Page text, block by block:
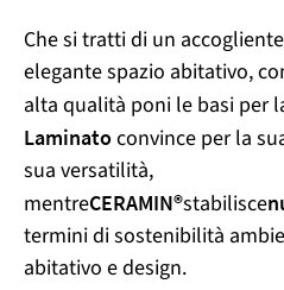
Che si tratti di un
elegante spazio abitativo,
alta qualità poni le basi per
Laminatoconvince per la
sua versatilità,
mentreCERAMIN®stabilisce
termini di sostenibilità
abitativo e design.